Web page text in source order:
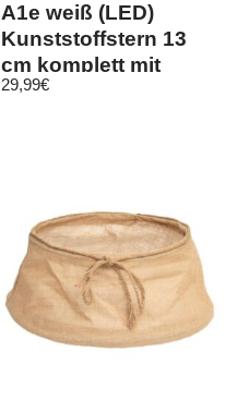
A1e weiß (LED)
Kunststoffstern 13
cm komplett mit
Netzgerät
29,99€